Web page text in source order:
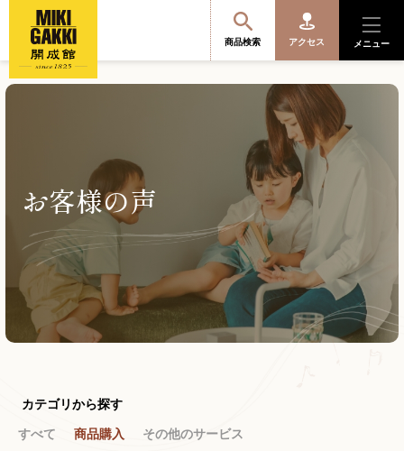
商品検索 アクセス メニュー
便利なサービス
開成館を知る
音楽教室・イベント情報
お客様の声
カテゴリから探す
すべて 商品購入 その他のサービス